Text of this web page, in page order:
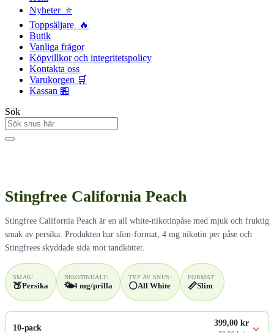
Nyheter ⭐
Toppsäljare 🔥
Butik
Vanliga frågor
Köpvillkor och integritetspolicy
Kontakta oss
Varukorgen 🛒
Kassan 🏪
Sök
Stingfree California Peach
Stingfree California Peach är en all white-nikotinpåse med mjuk och fruktig
smak av persika. Produkten har slim-format, 4 mg nikotin per påse och
Stingfrees skyddade sida mot tandköttet.
SMAK:
🍑Persika
NIKOTINHALT:
🌤️4 mg/prilla
TYP AV SNUS:
⚪All White
FORMAT:
📏Slim
10-pack
399,00 kr ⌄